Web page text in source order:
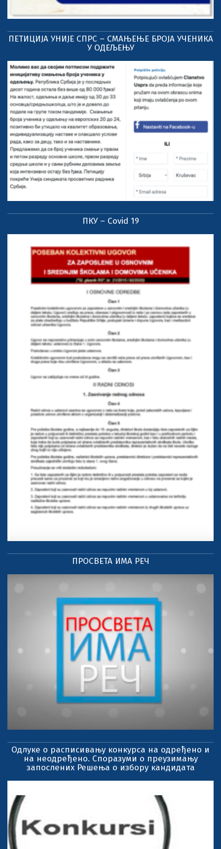
ПЕТИЦИЈА УНИЈЕ СПРС – СМАЊЕЊЕ БРОЈА УЧЕНИКА
У ОДЕЉЕЊУ
ПКУ – Covid 19
ПРОСВЕТА ИМА РЕЧ
Одлуке о расписивању конкурса на одређено и
на неодређено. Споразуми о преузимању
запослених Решења о избору кандидата